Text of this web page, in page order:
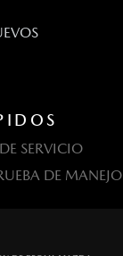
SERVICIO
DE MANEJO